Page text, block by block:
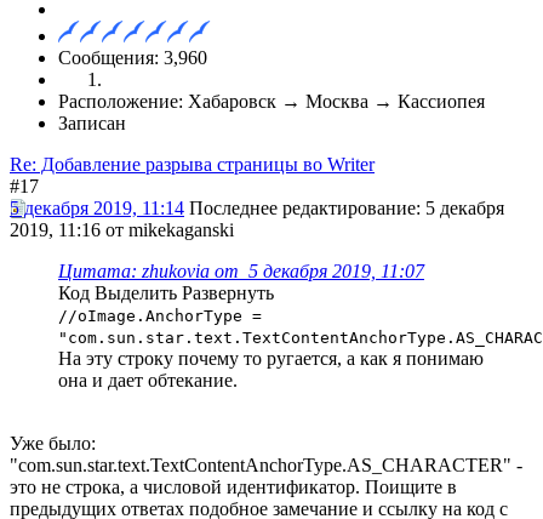
Сообщения: 3,960
Расположение: Хабаровск → Москва → Кассиопея
Записан
Re: Добавление разрыва страницы во Writer
#17
5 декабря 2019, 11:14 Последнее редактирование: 5 декабря
2019, 11:16 от mikekaganski
Цитата: zhukovia от 5 декабря 2019, 11:07
Код Выделить Развернуть
//oImage.AnchorType =
На эту строку почему то ругается, а как я понимаю
она и дает обтекание.
Уже было:
"com.sun.star.text.TextContentAnchorType.AS_CHARACTER" -
это не строка, а числовой идентификатор. Поищите в
предыдущих ответах подобное замечание и ссылку на код с